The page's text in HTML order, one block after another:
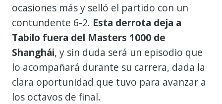
ocasiones más y selló el partido con un
contundente 6-2. Esta derrota deja a
Tabilo fuera del Masters 1000 de
Shanghái, y sin duda será un episodio que
lo acompañará durante su carrera, dada la
clara oportunidad que tuvo para avanzar a
los octavos de final.